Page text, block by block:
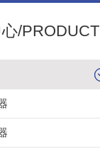
/PRODUCT